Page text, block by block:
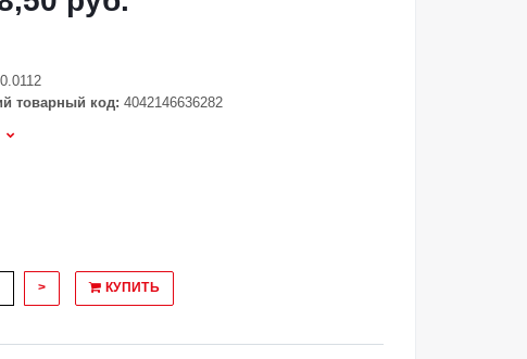
товарный код: 4042146636282
> КУПИТЬ